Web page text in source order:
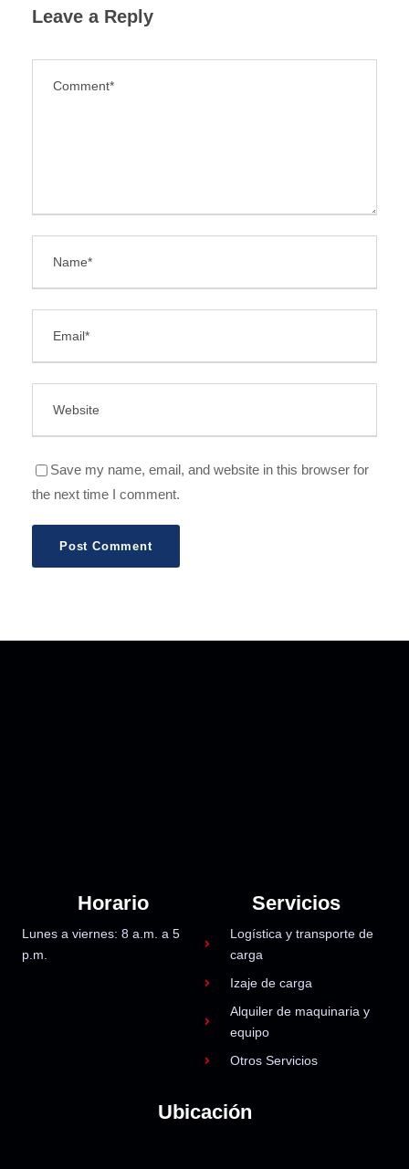
Leave a Reply
Save my name, email, and website in this browser for
the next time I comment.
Horario
Lunes a viernes: 8 a.m. a 5
p.m.
Servicios
Logística y transporte de
carga
Izaje de carga
Alquiler de maquinaria y
equipo
Otros Servicios
Ubicación